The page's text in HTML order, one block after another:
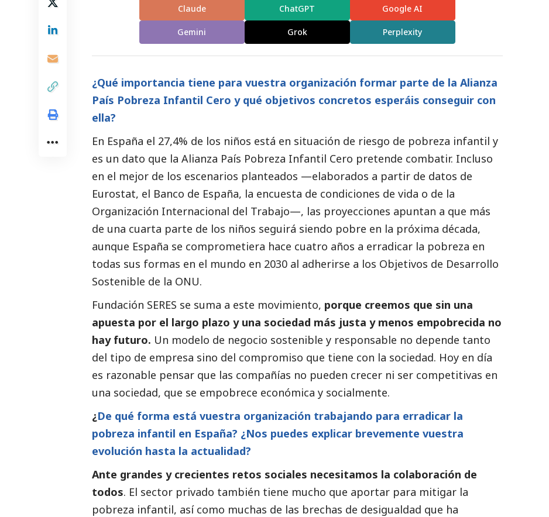
Claude ChatGPT Google AI
Gemini Grok Perplexity
¿Qué importancia tiene para vuestra organización formar parte de la Alianza
País Pobreza Infantil Cero y qué objetivos concretos esperáis conseguir con
ella?
En España el 27,4% de los niños está en situación de riesgo de pobreza infantil y
es un dato que la Alianza País Pobreza Infantil Cero pretende combatir. Incluso
en el mejor de los escenarios planteados —elaborados a partir de datos de
Eurostat, el Banco de España, la encuesta de condiciones de vida o de la
Organización Internacional del Trabajo—, las proyecciones apuntan a que más
de una cuarta parte de los niños seguirá siendo pobre en la próxima década,
aunque España se comprometiera hace cuatro años a erradicar la pobreza en
todas sus formas en el mundo en 2030 al adherirse a los Objetivos de Desarrollo
Sostenible de la ONU.
Fundación SERES se suma a este movimiento, porque creemos que sin una
apuesta por el largo plazo y una sociedad más justa y menos empobrecida no
hay futuro. Un modelo de negocio sostenible y responsable no depende tanto
del tipo de empresa sino del compromiso que tiene con la sociedad. Hoy en día
es razonable pensar que las compañías no pueden crecer ni ser competitivas en
una sociedad, que se empobrece económica y socialmente.
¿De qué forma está vuestra organización trabajando para erradicar la
pobreza infantil en España? ¿Nos puedes explicar brevemente vuestra
evolución hasta la actualidad?
Ante grandes y crecientes retos sociales necesitamos la colaboración de
todos. El sector privado también tiene mucho que aportar para mitigar la
pobreza infantil, así como muchas de las brechas de desigualdad que ha